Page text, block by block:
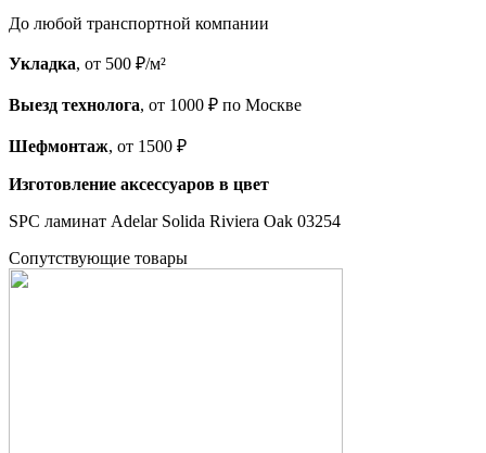
До любой транспортной компании
Укладка, от 500 ₽/м²
Выезд технолога, от 1000 ₽ по Москве
Шефмонтаж, от 1500 ₽
Изготовление аксессуаров в цвет
SPC ламинат Adelar Solida Riviera Oak 03254
Cопутствующие товары